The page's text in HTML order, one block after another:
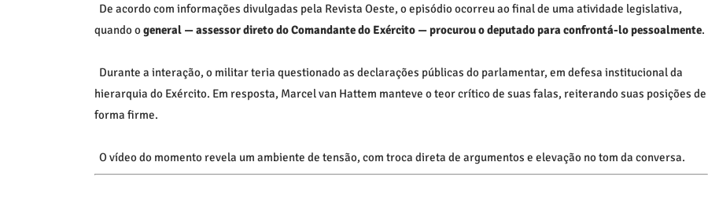
De acordo com informações divulgadas pela Revista Oeste, o episódio ocorreu ao final de uma atividade legislativa,
quando ogeneral — assessor direto do Comandante do Exército — procurou o deputado para confrontá-lo pessoalmente.
Durante a interação, o militar teria questionado as declarações públicas do parlamentar, em defesa institucional da
hierarquia do Exército. Em resposta, Marcel van Hattem manteve o teor crítico de suas falas, reiterando suas posições de
forma firme.
O vídeo do momento revela um ambiente de tensão, com troca direta de argumentos e elevação no tom da conversa.